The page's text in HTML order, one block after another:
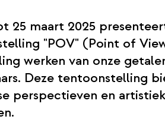
25 maart 2025
"POV" (Point of
werken van onze
Deze tentoonstelling
perspectieven en